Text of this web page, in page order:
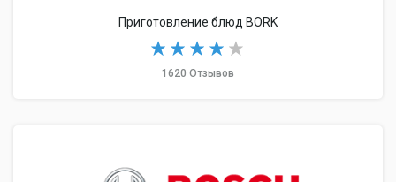
Приготовление блюд BORK
1620 Отзывов